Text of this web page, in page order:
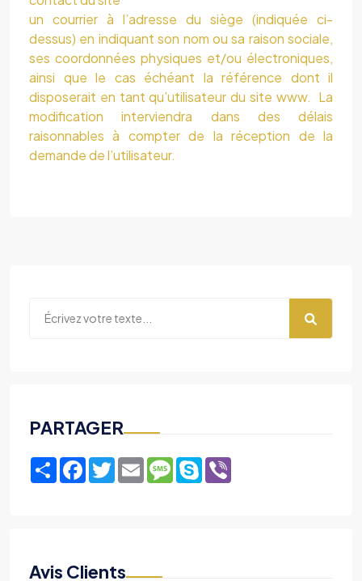
un courrier à l’adresse du siège (indiquée ci-
dessus) en indiquant son nom ou sa raison sociale,
ses coordonnées physiques et/ou électroniques,
ainsi que le cas échéant la référence dont il
disposerait en tant qu’utilisateur du site www. La
modification interviendra dans des délais
raisonnables à compter de la réception de la
demande de l’utilisateur.
PARTAGER
ShareFacebook
TwitterEmailMessage
Skype
Avis Clients